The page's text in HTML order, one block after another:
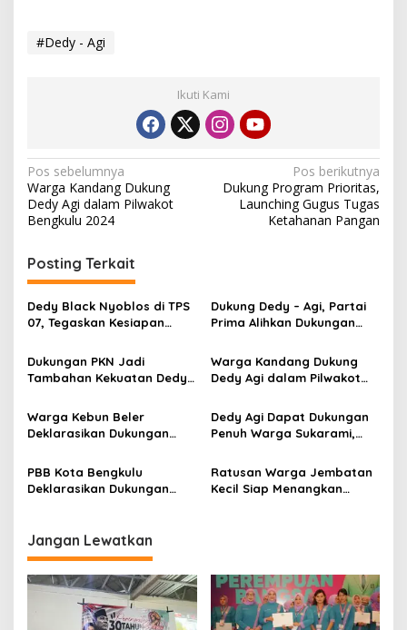
#Dedy - Agi
Ikuti Kami
Navigasi
pos
Pos sebelumnya
Warga Kandang Dukung
Dedy Agi dalam Pilwakot
Bengkulu 2024
Pos berikutnya
Dukung Program Prioritas,
Launching Gugus Tugas
Ketahanan Pangan
Posting Terkait
Dedy Black Nyoblos di TPS
07, Tegaskan Kesiapan
Dukung Dedy – Agi, Partai
Prima Alihkan Dukungan
Dukungan PKN Jadi
Tambahan Kekuatan Dedy-
Warga Kandang Dukung
Dedy Agi dalam Pilwakot
Warga Kebun Beler
Deklarasikan Dukungan
Optimistis Sambut
Perubahan
Dedy Agi Dapat Dukungan
Penuh Warga Sukarami,
PBB Kota Bengkulu
Deklarasikan Dukungan
Ratusan Warga Jembatan
Kecil Siap Menangkan
Jangan Lewatkan